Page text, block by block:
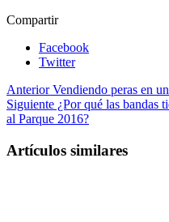
Compartir
Facebook
Twitter
AnteriorVendiendo peras en
Siguiente ¿Por qué las bandas
al Parque 2016?
Artículos similares